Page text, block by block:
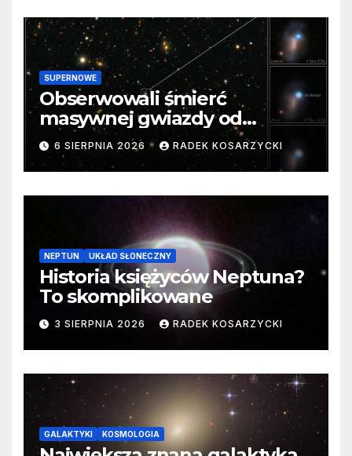
SUPERNOWE
Obserwowali śmierć
masywnej gwiazdy od
samego początku. Niezwykle
cenne dane
6 SIERPNIA 2026 RADEK KOSARZYCKI
NEPTUN UKŁAD SŁONECZNY
Historia księżyców Neptuna?
To skomplikowane
3 SIERPNIA 2026 RADEK KOSARZYCKI
GALAKTYKI KOSMOLOGIA